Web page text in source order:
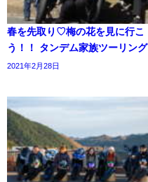
春を先取り♡梅の花を見に行こ
う！！ タンデム家族ツーリング
2021年2月28日